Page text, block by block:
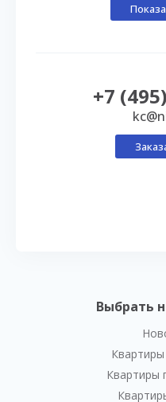
Выбрать
Квартиры
Квартиры
+7